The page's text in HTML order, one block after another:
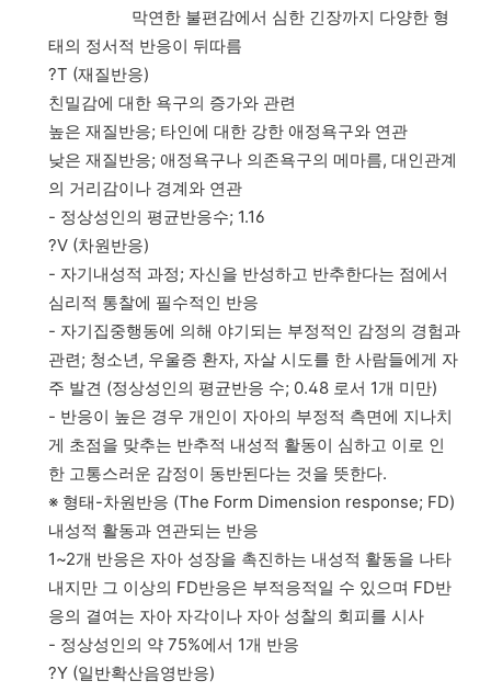
막연한 불편감에서 심한 긴장까지 다양한 형
태의 정서적 반응이 뒤따름
?T (재질반응)
친밀감에 대한 욕구의 증가와 관련
높은 재질반응; 타인에 대한 강한 애정욕구와 연관
낮은 재질반응; 애정욕구나 의존욕구의 메마름, 대인관계
의 거리감이나 경계와 연관
- 정상성인의 평균반응수; 1.16
?V (차원반응)
- 자기내성적 과정; 자신을 반성하고 반추한다는 점에서
심리적 통찰에 필수적인 반응
- 자기집중행동에 의해 야기되는 부정적인 감정의 경험과
관련; 청소년, 우울증 환자, 자살 시도를 한 사람들에게 자
주 발견 (정상성인의 평균반응 수; 0.48 로서 1개 미만)
- 반응이 높은 경우 개인이 자아의 부정적 측면에 지나치
게 초점을 맞추는 반추적 내성적 활동이 심하고 이로 인
한 고통스러운 감정이 동반된다는 것을 뜻한다.
※ 형태-차원반응 (The Form Dimension response; FD)
내성적 활동과 연관되는 반응
1~2개 반응은 자아 성장을 촉진하는 내성적 활동을 나타
내지만 그 이상의 FD반응은 부적응적일 수 있으며 FD반
응의 결여는 자아 자각이나 자아 성찰의 회피를 시사
- 정상성인의 약 75%에서 1개 반응
?Y (일반확산음영반응)